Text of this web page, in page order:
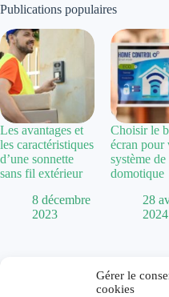
Gérer le
cookies
Publications populaires
Les avantages et
les caractéristiques
d’une sonnette
sans fil extérieur
8 décembre
2023
Choisir le
écran pour
système de
domotique
28
2024